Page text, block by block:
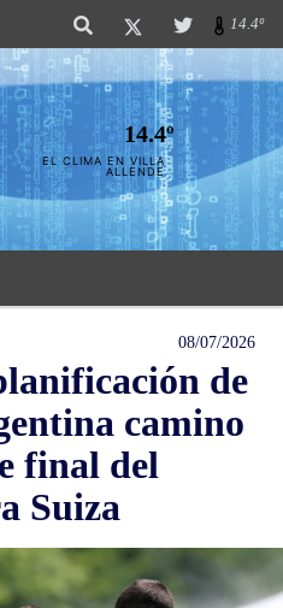
14.4º
14.4º
EL CLIMA EN VILLA
ALLENDE
08/07/2026
de
camino
final del
Suiza